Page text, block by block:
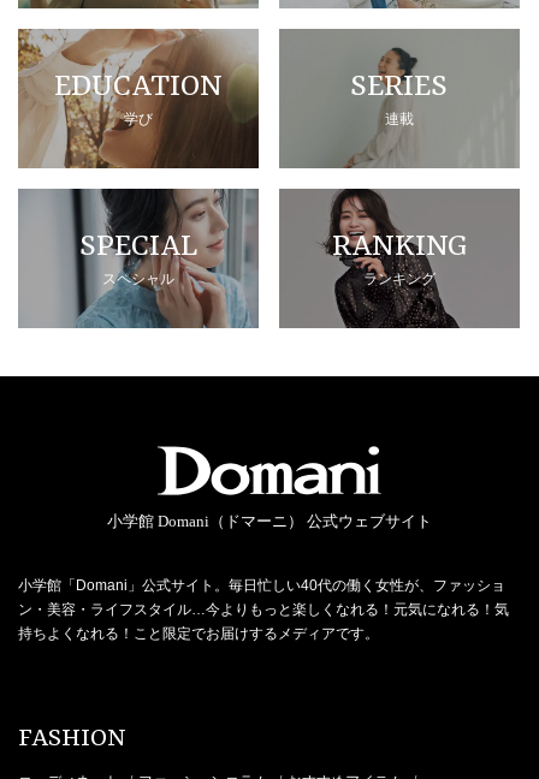
EDUCATION
学び
SERIES
連載
SPECIAL
スペシャル
RANKING
ランキング
小学館 Domani（ドマーニ） 公式ウェブサイト
小学館「Domani」公式サイト。毎日忙しい40代の働く女性が、ファッショ
ン・美容・ライフスタイル…今よりもっと楽しくなれる！元気になれる！気
持ちよくなれる！こと限定でお届けするメディアです。
FASHION